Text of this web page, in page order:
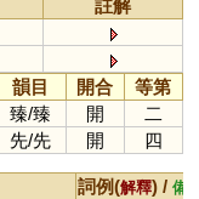
註解
韻目 開合
等第
臻/臻 開
二
先/先 開 四
詞例(解釋) / 備